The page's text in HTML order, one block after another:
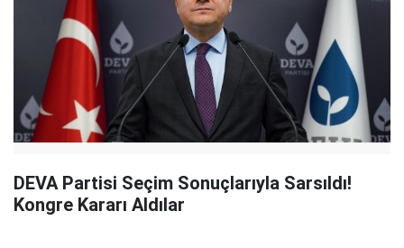
DEVA Partisi Seçim Sonuçlarıyla Sarsıldı!
Kongre Kararı Aldılar